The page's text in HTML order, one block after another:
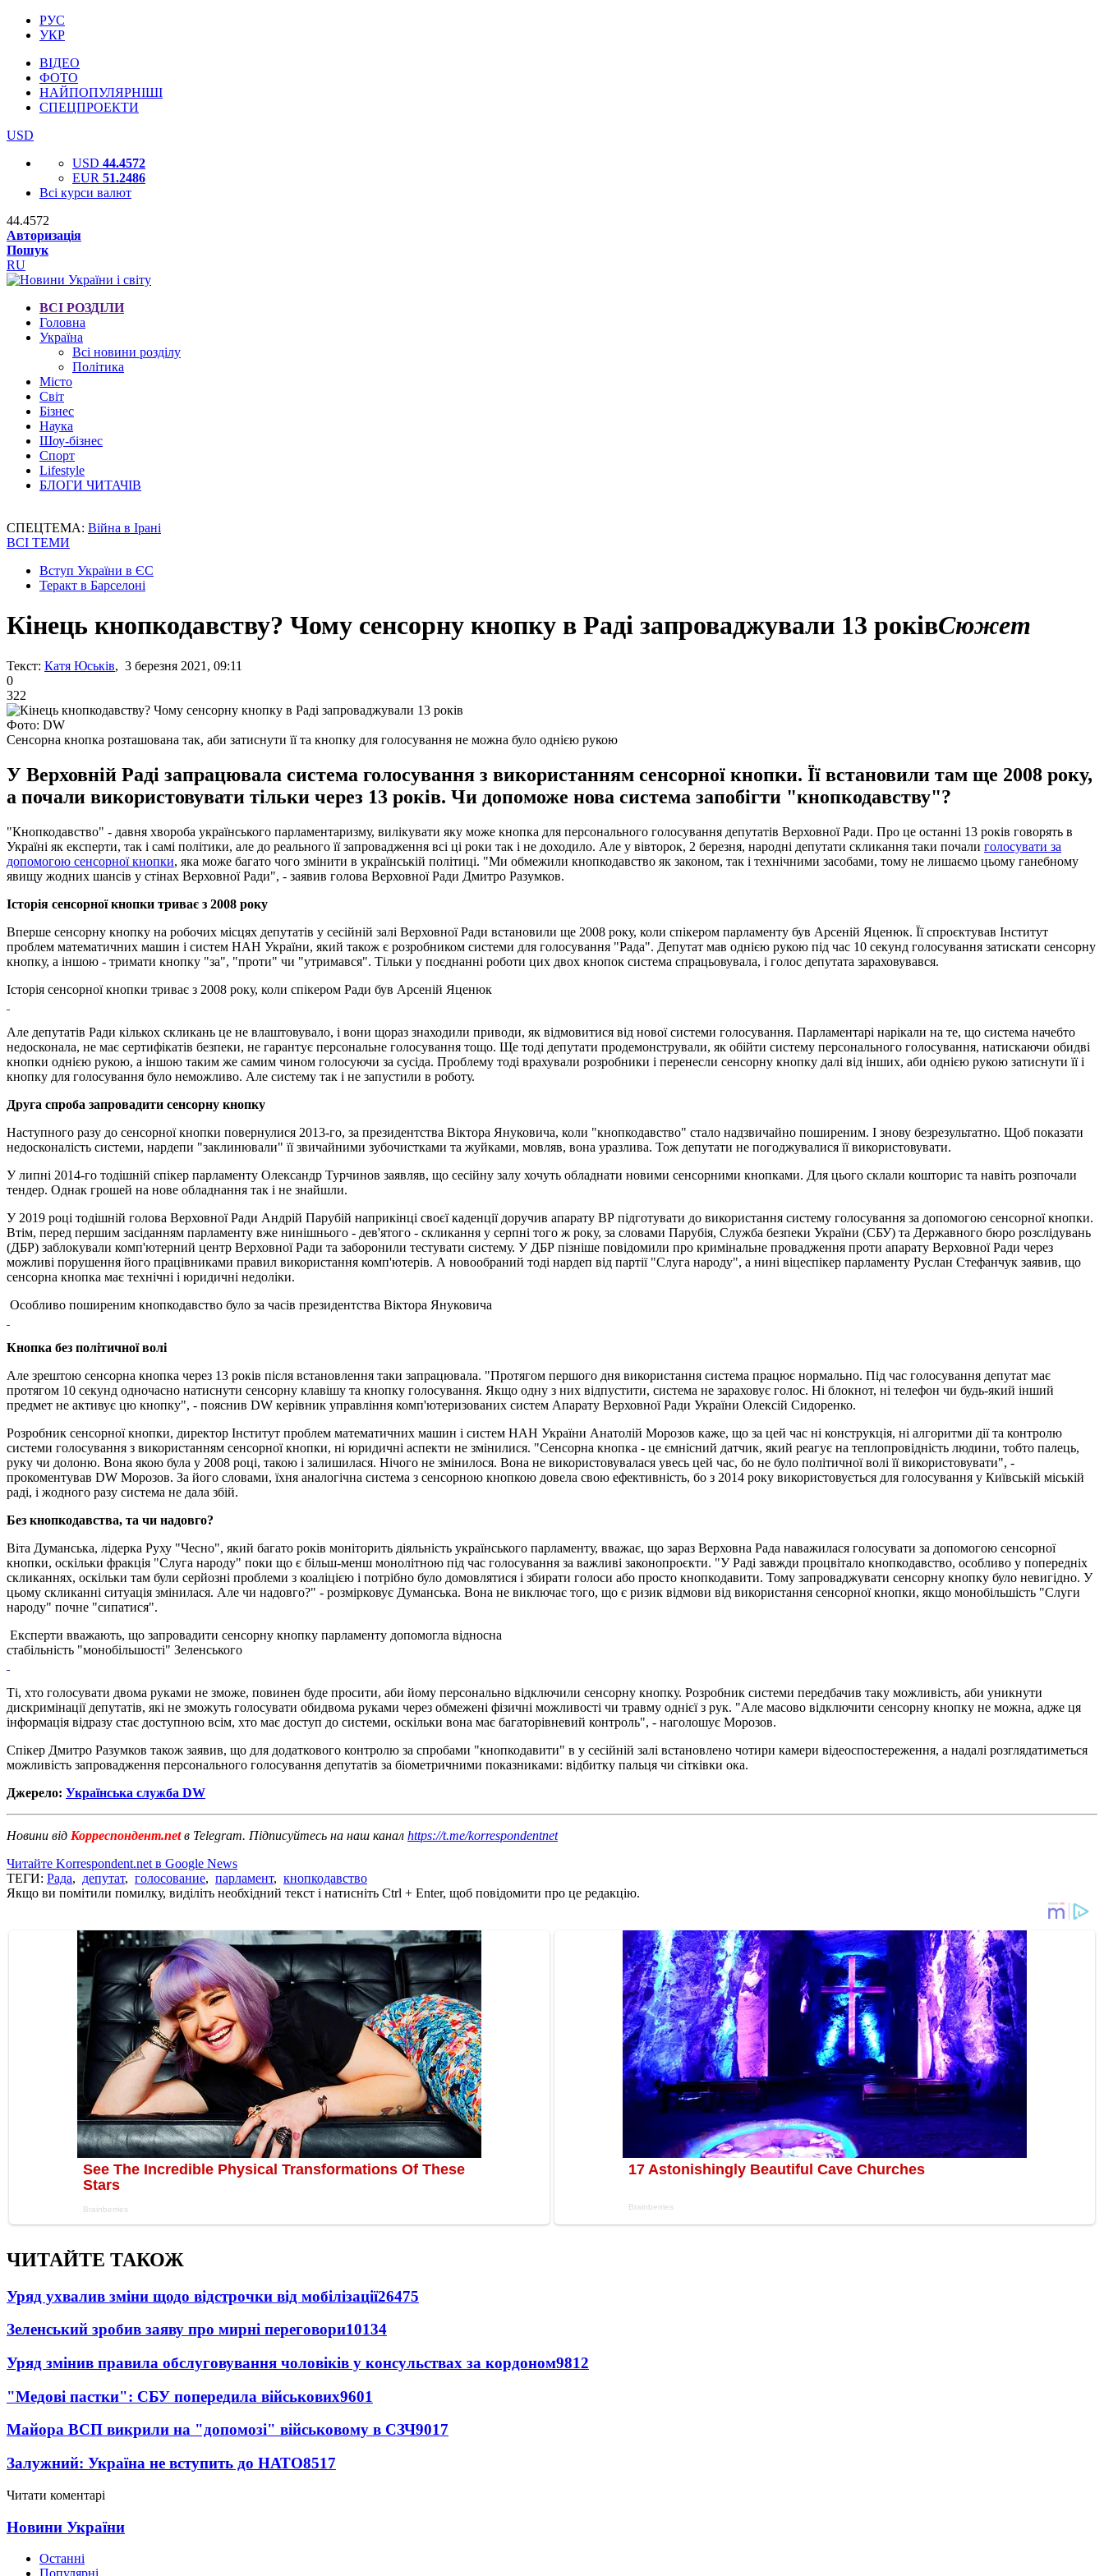
РУС
УКР
ВІДЕО
ФОТО
НАЙПОПУЛЯРНІШІ
СПЕЦПРОЕКТИ
USD
USD 44.4572
EUR 51.2486
Всі курси валют
44.4572
Авторизація
Пошук
RU
ВСІ РОЗДІЛИ
Головна
Україна
Всі новини розділу
Політика
Місто
Світ
Бізнес
Наука
Шоу-бізнес
Спорт
Lifestyle
БЛОГИ ЧИТАЧІВ
СПЕЦТЕМА: Війна в Ірані
ВСІ ТЕМИ
Вступ України в ЄС
Теракт в Барселоні
Кінець кнопкодавству? Чому сенсорну кнопку в Раді запроваджували 13 роківСюжет
Текст: Катя Юськів, 3 березня 2021, 09:11
0
322
Фото: DW
Сенсорна кнопка розташована так, аби затиснути її та кнопку для голосування не можна було однією рукою
У Верховній Раді запрацювала система голосування з використанням сенсорної кнопки. Її встановили там ще 2008 року,
а почали використовувати тільки через 13 років. Чи допоможе нова система запобігти "кнопкодавству"?
"Кнопкодавство" - давня хвороба українського парламентаризму, вилікувати яку може кнопка для персонального голосування депутатів Верховної Ради. Про це останні 13 років говорять в
Україні як експерти, так і самі політики, але до реального її запровадження всі ці роки так і не доходило. Але у вівторок, 2 березня, народні депутати скликання таки почали голосувати за
допомогою сенсорної кнопки, яка може багато чого змінити в українській політиці. "Ми обмежили кнопкодавство як законом, так і технічними засобами, тому не лишаємо цьому ганебному
явищу жодних шансів у стінах Верховної Ради", - заявив голова Верховної Ради Дмитро Разумков.
Історія сенсорної кнопки триває з 2008 року
Вперше сенсорну кнопку на робочих місцях депутатів у сесійній залі Верховної Ради встановили ще 2008 року, коли спікером парламенту був Арсеній Яценюк. Її спроєктував Інститут
проблем математичних машин і систем НАН України, який також є розробником системи для голосування "Рада". Депутат мав однією рукою під час 10 секунд голосування затискати сенсорну
кнопку, а іншою - тримати кнопку "за", "проти" чи "утримався". Тільки у поєднанні роботи цих двох кнопок система спрацьовувала, і голос депутата зараховувався.
Історія сенсорної кнопки триває з 2008 року, коли спікером Ради був Арсеній Яценюк
Але депутатів Ради кількох скликань це не влаштовувало, і вони щораз знаходили приводи, як відмовитися від нової системи голосування. Парламентарі нарікали на те, що система начебто
недосконала, не має сертифікатів безпеки, не гарантує персональне голосування тощо. Ще тоді депутати продемонстрували, як обійти систему персонального голосування, натискаючи обидві
кнопки однією рукою, а іншою таким же самим чином голосуючи за сусіда. Проблему тоді врахували розробники і перенесли сенсорну кнопку далі від інших, аби однією рукою затиснути її і
кнопку для голосування було неможливо. Але систему так і не запустили в роботу.
Друга спроба запровадити сенсорну кнопку
Наступного разу до сенсорної кнопки повернулися 2013-го, за президентства Віктора Януковича, коли "кнопкодавство" стало надзвичайно поширеним. І знову безрезультатно. Щоб показати
недосконалість системи, нардепи "заклинювали" її звичайними зубочистками та жуйками, мовляв, вона уразлива. Тож депутати не погоджувалися її використовувати.
У липні 2014-го тодішній спікер парламенту Олександр Турчинов заявляв, що сесійну залу хочуть обладнати новими сенсорними кнопками. Для цього склали кошторис та навіть розпочали
тендер. Однак грошей на нове обладнання так і не знайшли.
У 2019 році тодішній голова Верховної Ради Андрій Парубій наприкінці своєї каденції доручив апарату ВР підготувати до використання систему голосування за допомогою сенсорної кнопки.
Втім, перед першим засіданням парламенту вже нинішнього - дев'ятого - скликання у серпні того ж року, за словами Парубія, Служба безпеки України (СБУ) та Державного бюро розслідувань
(ДБР) заблокували комп'ютерний центр Верховної Ради та заборонили тестувати систему. У ДБР пізніше повідомили про кримінальне провадження проти апарату Верховної Ради через
можливі порушення його працівниками правил використання комп'ютерів. А новообраний тоді нардеп від партії "Слуга народу", а нині віцеспікер парламенту Руслан Стефанчук заявив, що
сенсорна кнопка має технічні і юридичні недоліки.
Особливо поширеним кнопкодавство було за часів президентства Віктора Януковича
Кнопка без політичної волі
Але зрештою сенсорна кнопка через 13 років після встановлення таки запрацювала. "Протягом першого дня використання система працює нормально. Під час голосування депутат має
протягом 10 секунд одночасно натиснути сенсорну клавішу та кнопку голосування. Якщо одну з них відпустити, система не зараховує голос. Ні блокнот, ні телефон чи будь-який інший
предмет не активує цю кнопку", - пояснив DW керівник управління комп'ютеризованих систем Апарату Верховної Ради України Олексій Сидоренко.
Розробник сенсорної кнопки, директор Інститут проблем математичних машин і систем НАН України Анатолій Морозов каже, що за цей час ні конструкція, ні алгоритми дії та контролю
системи голосування з використанням сенсорної кнопки, ні юридичні аспекти не змінилися. "Сенсорна кнопка - це ємнісний датчик, який реагує на теплопровідність людини, тобто палець,
руку чи долоню. Вона якою була у 2008 році, такою і залишилася. Нічого не змінилося. Вона не використовувалася увесь цей час, бо не було політичної волі її використовувати", -
прокоментував DW Морозов. За його словами, їхня аналогічна система з сенсорною кнопкою довела свою ефективність, бо з 2014 року використовується для голосування у Київській міській
раді, і жодного разу система не дала збій.
Без кнопкодавства, та чи надовго?
Віта Думанська, лідерка Руху "Чесно", який багато років моніторить діяльність українського парламенту, вважає, що зараз Верховна Рада наважилася голосувати за допомогою сенсорної
кнопки, оскільки фракція "Слуга народу" поки що є більш-менш монолітною під час голосування за важливі законопроєкти. "У Раді завжди процвітало кнопкодавство, особливо у попередніх
скликаннях, оскільки там були серйозні проблеми з коаліцією і потрібно було домовлятися і збирати голоси або просто кнопкодавити. Тому запроваджувати сенсорну кнопку було невигідно. У
цьому скликанні ситуація змінилася. Але чи надовго?" - розмірковує Думанська. Вона не виключає того, що є ризик відмови від використання сенсорної кнопки, якщо монобільшість "Слуги
народу" почне "сипатися".
Експерти вважають, що запровадити сенсорну кнопку парламенту допомогла відносна
стабільність "монобільшості" Зеленського
Ті, хто голосувати двома руками не зможе, повинен буде просити, аби йому персонально відключили сенсорну кнопку. Розробник системи передбачив таку можливість, аби уникнути
дискримінації депутатів, які не зможуть голосувати обидвома руками через обмежені фізичні можливості чи травму однієї з рук. "Але масово відключити сенсорну кнопку не можна, адже ця
інформація відразу стає доступною всім, хто має доступ до системи, оскільки вона має багаторівневий контроль", - наголошує Морозов.
Спікер Дмитро Разумков також заявив, що для додаткового контролю за спробами "кнопкодавити" в у сесійній залі встановлено чотири камери відеоспостереження, а надалі розглядатиметься
можливість запровадження персонального голосування депутатів за біометричними показниками: відбитку пальця чи сітківки ока.
Джерело: Українська служба DW
Новини від Корреспондент.netв Telegram. Підписуйтесь на наш канал https://t.me/korrespondentnet
Читайте Korrespondent.net в Google News
ТЕГИ: Рада, депутат, голосование, парламент, кнопкодавство
Якщо ви помітили помилку, виділіть необхідний текст і натисніть Ctrl + Enter, щоб повідомити про це редакцію.
ЧИТАЙТЕ ТАКОЖ
Уряд ухвалив зміни щодо відстрочки від мобілізації26475
Зеленський зробив заяву про мирні переговори10134
Уряд змінив правила обслуговування чоловіків у консульствах за кордоном9812
"Медові пастки": СБУ попередила військових9601
Майора ВСП викрили на "допомозі" військовому в СЗЧ9017
Залужний: Україна не вступить до НАТО8517
Читати коментарі
Новини України
Останні